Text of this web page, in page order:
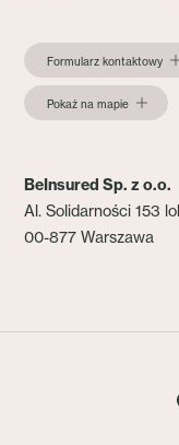
Formularz kontaktowy
Pokaż na mapie
BeInsured Sp. z o.o.
Al. Solidarności 153
00-877 Warszawa